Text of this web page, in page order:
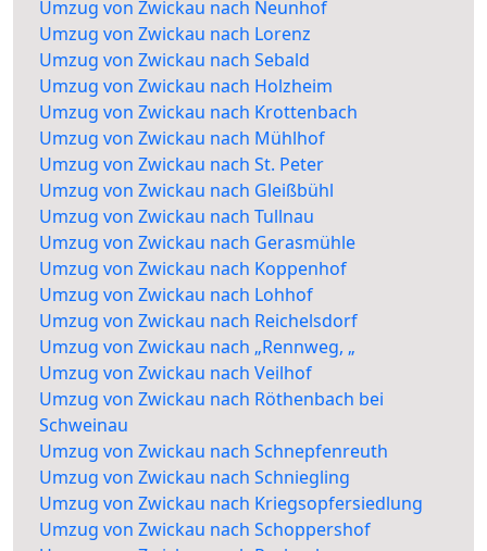
Umzug von Zwickau nach Neunhof
Umzug von Zwickau nach Lorenz
Umzug von Zwickau nach Sebald
Umzug von Zwickau nach Holzheim
Umzug von Zwickau nach Krottenbach
Umzug von Zwickau nach Mühlhof
Umzug von Zwickau nach St. Peter
Umzug von Zwickau nach Gleißbühl
Umzug von Zwickau nach Tullnau
Umzug von Zwickau nach Gerasmühle
Umzug von Zwickau nach Koppenhof
Umzug von Zwickau nach Lohhof
Umzug von Zwickau nach Reichelsdorf
Umzug von Zwickau nach „Rennweg, „
Umzug von Zwickau nach Veilhof
Umzug von Zwickau nach Röthenbach bei
Schweinau
Umzug von Zwickau nach Schnepfenreuth
Umzug von Zwickau nach Schniegling
Umzug von Zwickau nach Kriegsopfersiedlung
Umzug von Zwickau nach Schoppershof